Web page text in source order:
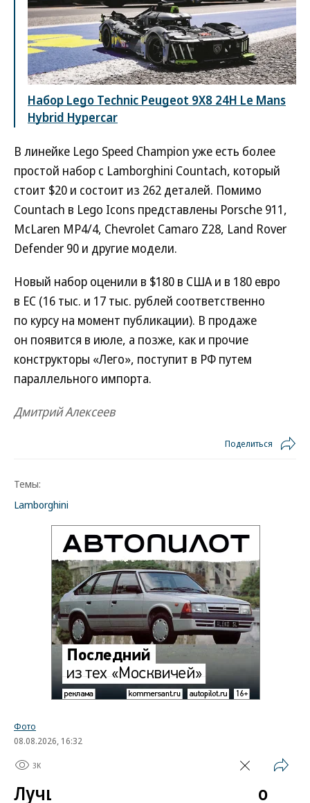
Набор Lego Technic Peugeot 9X8 24H Le Mans
Hybrid Hypercar
В линейке Lego Speed Champion уже есть более
простой набор с Lamborghini Countach, который
стоит $20 и состоит из 262 деталей. Помимо
Countach в Lego Icons представлены Porsche 911,
McLaren MP4/4, Chevrolet Camaro Z28, Land Rover
Defender 90 и другие модели.
Новый набор оценили в $180 в США и в 180 евро
в ЕС (16 тыс. и 17 тыс. рублей соответственно
по курсу на момент публикации). В продаже
он появится в июле, а позже, как и прочие
конструкторы «Лего», поступит в РФ путем
параллельного импорта.
Дмитрий Алексеев
Поделиться
Темы:
Lamborghini
Фото
08.08.2026, 16:32
3K
Лучшие автомобильные фото